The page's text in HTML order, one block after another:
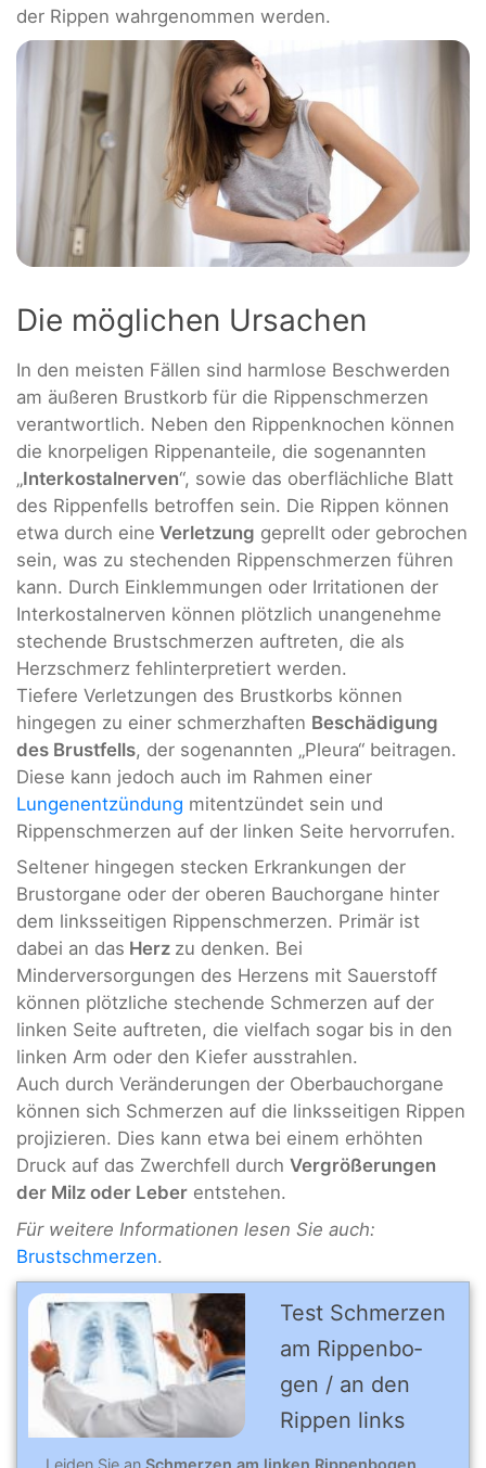
der Rippen wahrgenommen werden.
Die möglichen Ursachen
In den meisten Fällen sind harmlose Beschwerden
am äußeren Brustkorb für die Rippenschmerzen
verantwortlich. Neben den Rippenknochen können
die knorpeligen Rippenanteile, die sogenannten
„Interkostalnerven“, sowie das oberflächliche Blatt
des Rippenfells betroffen sein. Die Rippen können
etwa durch eine Verletzung geprellt oder gebrochen
sein, was zu stechenden Rippenschmerzen führen
kann. Durch Einklemmungen oder Irritationen der
Interkostalnerven können plötzlich unangenehme
stechende Brustschmerzen auftreten, die als
Herzschmerz fehlinterpretiert werden.
Tiefere Verletzungen des Brustkorbs können
hingegen zu einer schmerzhaften Beschädigung
des Brustfells, der sogenannten „Pleura“ beitragen.
Diese kann jedoch auch im Rahmen einer
Lungenentzündung mitentzündet sein und
Rippenschmerzen auf der linken Seite hervorrufen.
Seltener hingegen stecken Erkrankungen der
Brustorgane oder der oberen Bauchorgane hinter
dem linksseitigen Rippenschmerzen. Primär ist
dabei an das Herz zu denken. Bei
Minderversorgungen des Herzens mit Sauerstoff
können plötzliche stechende Schmerzen auf der
linken Seite auftreten, die vielfach sogar bis in den
linken Arm oder den Kiefer ausstrahlen.
Auch durch Veränderungen der Oberbauchorgane
können sich Schmerzen auf die linksseitigen Rippen
projizieren. Dies kann etwa bei einem erhöhten
Druck auf das Zwerchfell durch Vergrößerungen
der Milz oder Leber entstehen.
Für weitere Informationen lesen Sie auch:
Brustschmerzen.
Test Schmer­zen
am Rip­pen­bo­
gen / an den
Rip­pen links
Leiden Sie an Schmerzen am linken Rippenbogen